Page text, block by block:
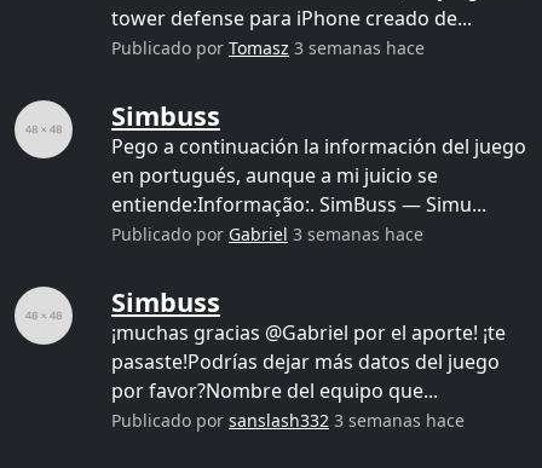
tower defense para iPhone creado de...
Publicado por Tomasz 3 semanas hace
Simbuss
Pego a continuación la información del juego
en portugués, aunque a mi juicio se
entiende:Informação:. SimBuss — Simu...
Publicado por Gabriel 3 semanas hace
Simbuss
¡muchas gracias @Gabriel por el aporte! ¡te
pasaste!Podrías dejar más datos del juego
por favor?Nombre del equipo que...
Publicado por sanslash332 3 semanas hace